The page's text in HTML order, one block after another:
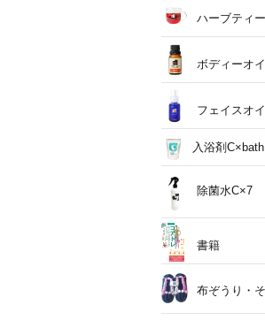
ハーブティー
ボディーオ
フェイスオ
入浴剤C×bath
除菌水C×7
書籍
布ぞうり・